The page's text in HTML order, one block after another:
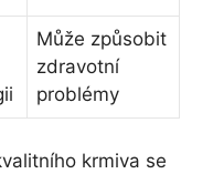
Může způsobit
zdravotní
problémy
krmiva se⁣